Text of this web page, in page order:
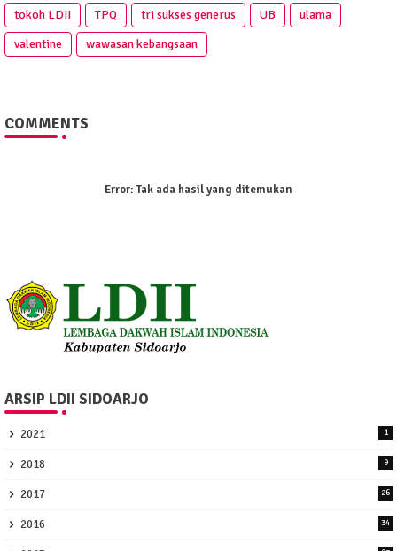
tokoh LDII
TPQ tri sukses generus UB
ulama
valentine
wawasan kebangsaan
COMMENTS
Error:Tak ada hasil yang ditemukan
ARSIP LDII SIDOARJO
2021 1
2018 9
2017 26
2016 34